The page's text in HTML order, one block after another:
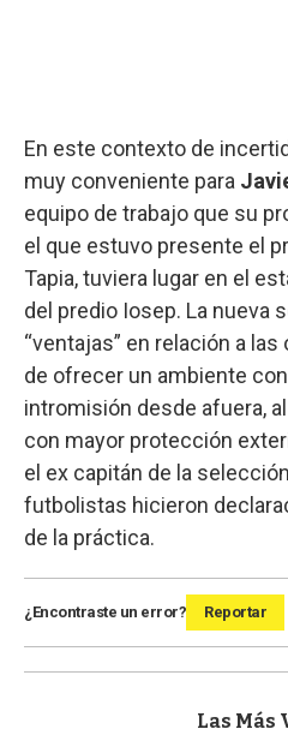
En este contexto de
muy conveniente para
equipo de trabajo que su
el que estuvo presente el
Tapia, tuviera lugar en el
del predio Iosep. La nueva
“ventajas” en relación a
de ofrecer un ambiente
intromisión desde afuera,
con mayor protección
el ex capitán de la
futbolistas hicieron
de la práctica.
¿Encontraste un error? Reportar
Las Más